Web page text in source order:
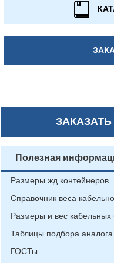
ЗАКАЗАТЬ
Полезная
Размеры жд контейнеров
Справочник веса
Размеры и вес кабельных
Таблицы подбора аналога
ГОСТы